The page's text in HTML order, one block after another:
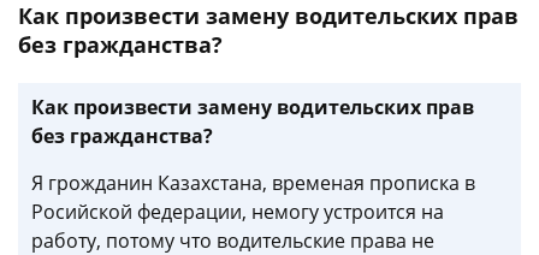
Как произвести замену водительских прав
без гражданства?
Как произвести замену водительских прав
без гражданства?
Я грожданин Казахстана, временая прописка в
Росийской федерации, немогу устроится на
работу, потому что водительские права не